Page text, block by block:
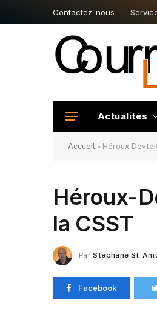
Contactez-nous
Actualités
Accueil » Héroux-
Héroux-
la CSST
Par Stephane St-
Facebook